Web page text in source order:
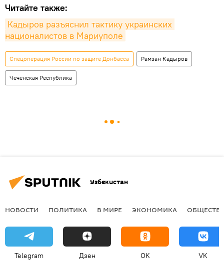
Читайте также:
Кадыров разъяснил тактику украинских
националистов в Мариуполе
Спецоперация России по защите Донбасса Рамзан Кадыров
Чеченская Республика
Узбекистан
НОВОСТИ ПОЛИТИКА В МИРЕ ЭКОНОМИКА
Telegram Дзен OK VK